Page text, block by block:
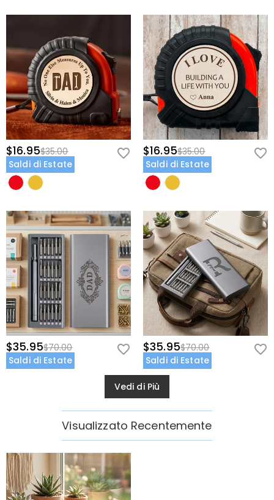
$16.95$35.00
Saldi di Estate
$16.95$35.00
Saldi di Estate
$35.95$70.00
Saldi di Estate
$35.95$70.00
Saldi di Estate
Vedi di Più
Visualizzato Recentemente